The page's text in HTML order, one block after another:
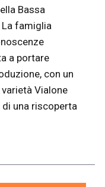
Bassa
La famiglia
a portare
con un
Vialone
una riscoperta